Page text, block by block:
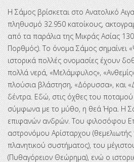
Η Σάμος βρίσκεται στο Ανατολικό
πληθυσμό 32.950 κατοίκους,
από τα παράλια της Μικράς Ασίας
Πορθμός). Το όνομα Σάμος σημαίνει
ιστορικά πολλές ονομασίες έχουν
πολλά νερά, «Μελάμφυλος»,
πλούσια βλάστηση, «Δόρυσσα», και
δέντρα. Εδώ, στις όχθες του
σύμφωνα με το μύθο, η θεά Ήρα. Η
επιφανών ανδρών. Του φιλοσόφου
αστρονόμου Αρίσταρχου (θεμελιωτής
πλανητικού συστήματος), του
(Πυθαγόρειον Θεώρημα), ενώ ο